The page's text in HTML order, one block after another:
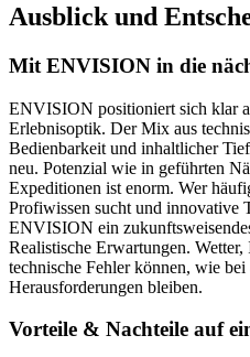
Ausblick und
Mit ENVISION in die
ENVISION positioniert sich klar
Erlebnisoptik. Der Mix aus
Bedienbarkeit und inhaltlicher
neu. Potenzial wie in geführten
Expeditionen ist enorm. Wer
Profiwissen sucht und innovative
ENVISION ein
Realistische Erwartungen.
technische Fehler können, wie
Herausforderungen bleiben.
Vorteile & Nachteile auf